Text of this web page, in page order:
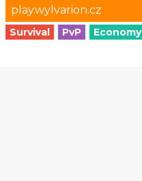
play.wylvarion.cz
Survival PvP Economy